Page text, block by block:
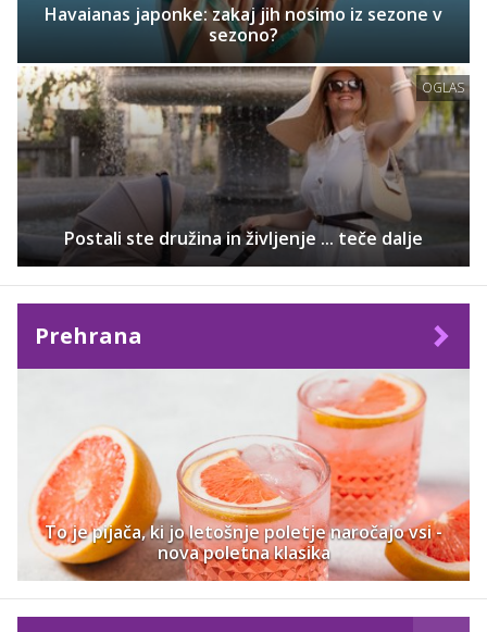
Havaianas japonke: zakaj jih nosimo iz sezone v
sezono?
OGLAS
Postali ste družina in življenje ... teče dalje
Prehrana
To je pijača, ki jo letošnje poletje naročajo vsi -
nova poletna klasika